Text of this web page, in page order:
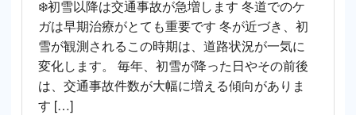
❄️初雪以降は交通事故が急増します 冬道でのケ
ガは早期治療がとても重要です 冬が近づき、初
雪が観測されるこの時期は、道路状況が一気に
変化します。 毎年、初雪が降った日やその前後
は、交通事故件数が大幅に増える傾向がありま
す […]